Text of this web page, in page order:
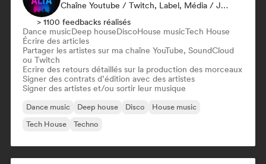
Chaîne Youtube / Twitch, Label, Média / Journaliste, Éditeur, Spécialiste Son
> 1100 feedbacks réalisés
Dance musicDeep houseDiscoHouse musicTech House
Écrire des articles
Partager les artistes sur ma chaîne YouTube, SoundCloud
ou Twitch
Ecrire des retours détaillés sur la production des morceaux
Signer des contrats d’édition avec des artistes
Signer des artistes et/ou sortir leur musique
Dance music Deep house Disco
House music
Tech House
Techno